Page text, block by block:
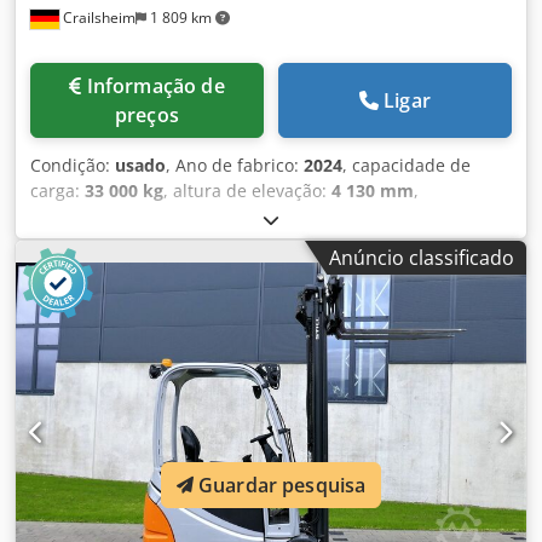
Crailsheim 1 809 km
preços
Ligar
Condição: usado, Ano de fabrico: 2024, capacidade de
carga: 33 000 kg, altura de elevação: 4 130 mm,
9 950 mm, · Distância do centro de
carga: 1200 mm · Distância de carga, centro do eixo motriz
até o garfo 1125 mm · Distância central 4750 mm · Carga
por eixo, carga frontal 20.500 kg · Carga por eixo, carga
traseira 68.800 kg · Carga por eixo, frontal sem carga
21.000 kg · Carga por eixo traseiro sem carga 4800 kg ·
Largura da esteira dianteira/traseira 2540/2440 mm ·
Pressão dos pneus 1,0 Mpa · Inclinação do mastro, α =
para frente / β = para trás 5/10 graus · Altura do assento
2300 mm · Altura ao inclinar a cabine EGO / OHG 3800 mm
· Largura ao inclinar a cabine EGO / OHG 3800 mm ·
Largura sobre os braços dos garfos, mín./máx. ·
Deslocamento lateral ± com largura sobre os garfos
Anúncio classificado
Guardar pesquisa